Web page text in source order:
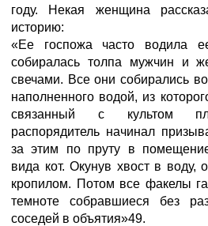
году. Некая женщина
историю:
«Ее госпожа часто водила
собиралась толпа мужчин и
свечами. Все они собирались
наполненного водой, из
связанный с культом
распорядитель начинал
за этим по пруту в
вида кот. Окунув хвост в воду,
кропилом. Потом все факелы
темноте собравшиеся без
соседей в объятия»49.